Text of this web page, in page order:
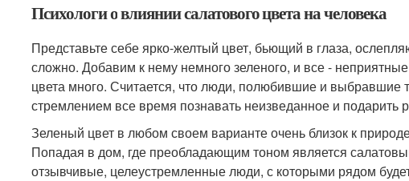
Психологи о влиянии салатового цвета на человека
Представьте себе ярко-желтый цвет, бьющий в глаза,
сложно. Добавим к нему немного зеленого, и все -
цвета много. Считается, что люди, полюбившие и
стремлением все время познавать неизведанное и подарить
Зеленый цвет в любом своем варианте очень близок к
Попадая в дом, где преобладающим тоном является
отзывчивые, целеустремленные люди, с которыми рядом